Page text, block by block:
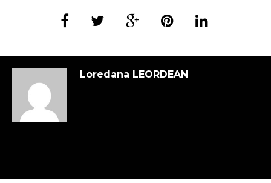
Loredana LEORDEAN